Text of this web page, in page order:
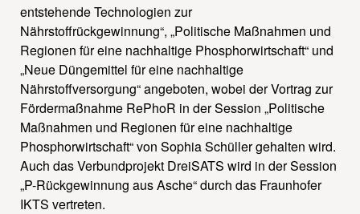
entstehende Technologien zur
Nährstoffrückgewinnung“, „Politische Maßnahmen und
Regionen für eine nachhaltige Phosphorwirtschaft“ und
„Neue Düngemittel für eine nachhaltige
Nährstoffversorgung“ angeboten, wobei der Vortrag zur
Fördermaßnahme RePhoR in der Session „Politische
Maßnahmen und Regionen für eine nachhaltige
Phosphorwirtschaft“ von Sophia Schüller gehalten wird.
Auch das Verbundprojekt DreiSATS wird in der Session
„P-Rückgewinnung aus Asche“ durch das Fraunhofer
IKTS vertreten.